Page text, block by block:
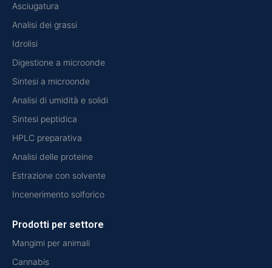
Asciugatura
Analisi dei grassi
Idrolisi
Digestione a microonde
Sintesi a microonde
Analisi di umidità e solidi
Sintesi peptidica
HPLC preparativa
Analisi delle proteine
Estrazione con solvente
Incenerimento solforico
Prodotti per settore
Mangimi per animali
Cannabis